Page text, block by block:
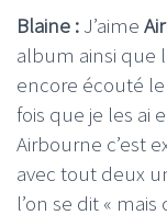
Blaine : J’aime
album ainsi que
encore écouté le
fois que je les ai
Airbourne c’est
avec tout deux
l’on se dit «